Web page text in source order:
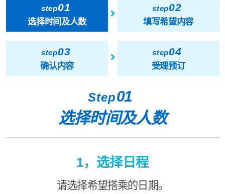
step01
选择时间及人数
step02
填写希望内容
step03
确认内容
step04
受理预订
Step01
选择时间及人数
1，选择日程
请选择希望搭乘的日期。